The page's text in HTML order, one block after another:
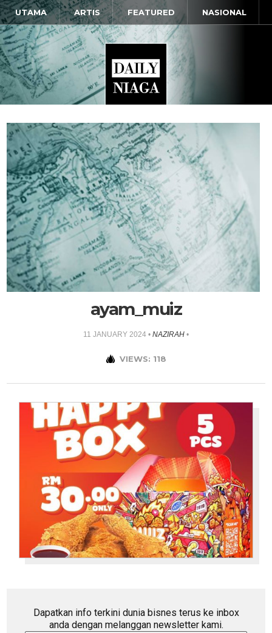
UTAMA ARTIS FEATURED NASIONAL
ayam_muiz
11 JANUARY 2024 • NAZIRAH •
VIEWS: 118
Dapatkan info terkini dunia bisnes terus ke inbox
anda dengan melanggan newsletter kami.